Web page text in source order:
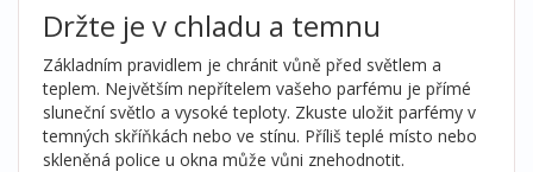
Držte je v chladu a temnu
Základním pravidlem je chránit vůně před světlem a
teplem. Největším nepřítelem vašeho parfému je přímé
sluneční světlo a vysoké teploty. Zkuste uložit parfémy v
temných skříňkách nebo ve stínu. Příliš teplé místo nebo
skleněná police u okna může vůni znehodnotit.